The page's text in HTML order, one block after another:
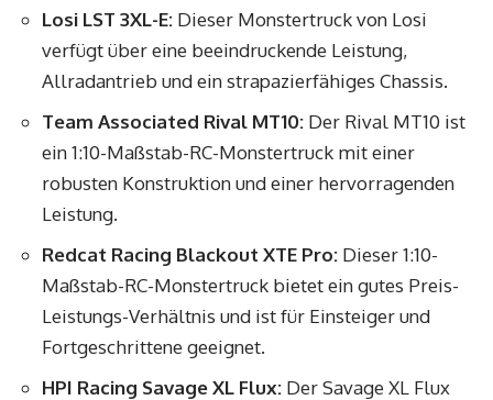
Losi LST 3XL-E: Dieser Monstertruck von Losi
verfügt über eine beeindruckende Leistung,
Allradantrieb und ein strapazierfähiges Chassis.
Team Associated Rival MT10: Der Rival MT10 ist
ein 1:10-Maßstab-RC-Monstertruck mit einer
robusten Konstruktion und einer hervorragenden
Leistung.
Redcat Racing Blackout XTE Pro: Dieser 1:10-
Maßstab-RC-Monstertruck bietet ein gutes Preis-
Leistungs-Verhältnis und ist für Einsteiger und
Fortgeschrittene geeignet.
HPI Racing Savage XL Flux: Der Savage XL Flux